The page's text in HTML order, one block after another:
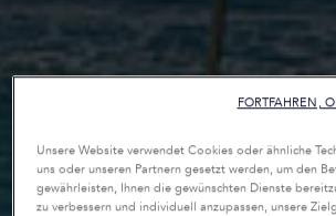
Unsere Website verwendet Cookies oder ähnliche
uns oder unseren Partnern gesetzt werden, um den
gewährleisten, Ihnen die gewünschten Dienste
zu verbessern und individuell anzupassen, unsere
FORTFAHREN,